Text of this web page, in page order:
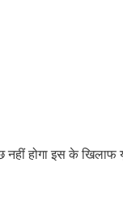
नहीं होगा इस के खिलाफ